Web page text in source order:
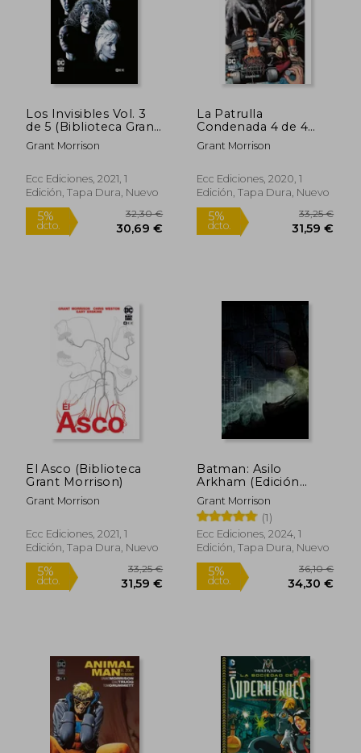
dcto. dcto.
Los Invisibles Vol. 3
de 5 (Biblioteca Grant
Morrison)
Grant Morrison
Ecc Ediciones, 2021, 1
Edición, Tapa Dura, Nuevo
5%
dcto. 30,69 €
La Patrulla
Condenada 4 de 4
Biblioteca Grant
Morrison
Grant Morrison
Ecc Ediciones, 2020, 1
Edición, Tapa Dura, Nuevo
5%
dcto.
El Asco (Biblioteca
Grant Morrison)
Grant Morrison
Ecc Ediciones, 2021, 1
Edición, Tapa Dura, Nuevo
Batman: Asilo
Arkham (Edición
Deluxe) (Segunda
Edición)
Grant Morrison
(1)
Ecc Ediciones, 2024, 1
Edición, Tapa Dura, Nuevo